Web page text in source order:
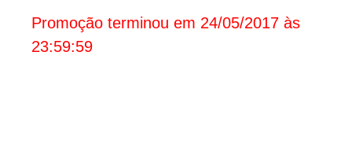
Promoção terminou em 24/05/2017 às
23:59:59